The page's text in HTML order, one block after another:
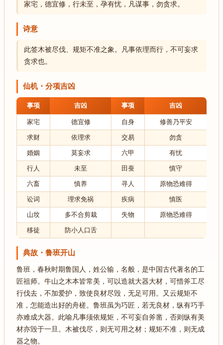
家宅，德宜修，行未至，孕有忧，凡谋事，勿贪求。
诗意
此签木被尽伐、规矩不准之象。凡事依理而行，不可妄求
贪求也。
仙机・分项吉凶
事项 吉凶 事项 吉凶
家宅 德宜修 自身 修善乃平安
求财 依理求 交易 勿贪
婚姻 莫妄求 六甲 有忧
行人 未至 田蚕 慎守
六畜 慎养 寻人 原物恐难得
讼词 理求免祸 疾病 慎医
山坟 多不合剪栽 失物 原物恐难得
移徒 防小人口舌
典故・鲁班开山
鲁班，春秋时期鲁国人，姓公输，名般，是中国古代著名的工
匠祖师。牛山之木本皆常美，可以造就大器大材，可惜斧工尽
行伐去，不加爱护，致使良材尽毁，无足可用。又云规矩不
准，怎能造出好的舟槎。鲁班虽为巧匠，若无良材，纵有巧手
亦难成大器。此喻凡事须依规矩，不可妄自斧凿，否则纵有美
材亦毁于一旦。木被伐尽，则无可用之材；规矩不准，则无成
器之物。